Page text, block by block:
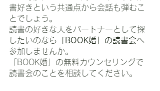
書好きという共通点から会話も弾むこ
とでしょう。
読書の好きな人をパートナーとして探
したいのなら 「BOOK婚」の読書会へ
参加しませんか。
「BOOK婚」の無料カウンセリングで
読書会のことを相談してください。